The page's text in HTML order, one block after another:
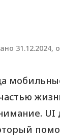
31.12.2024,